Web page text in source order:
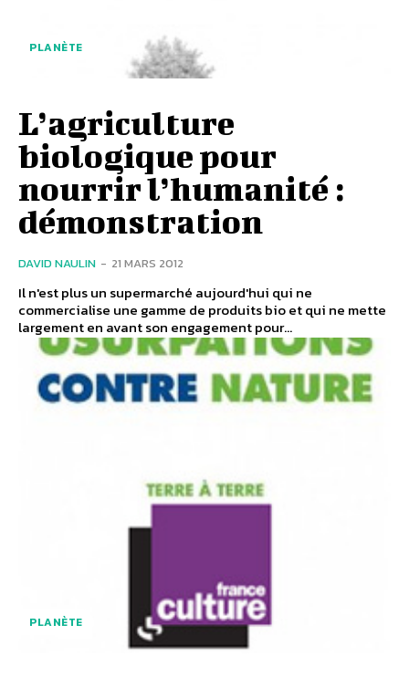
PLANÈTE
L’agriculture
biologique pour
nourrir l’humanité :
démonstration
DAVID NAULIN - 21 MARS 2012
Il n'est plus un supermarché aujourd'hui qui ne
commercialise une gamme de produits bio et qui ne mette
largement en avant son engagement pour...
PLANÈTE